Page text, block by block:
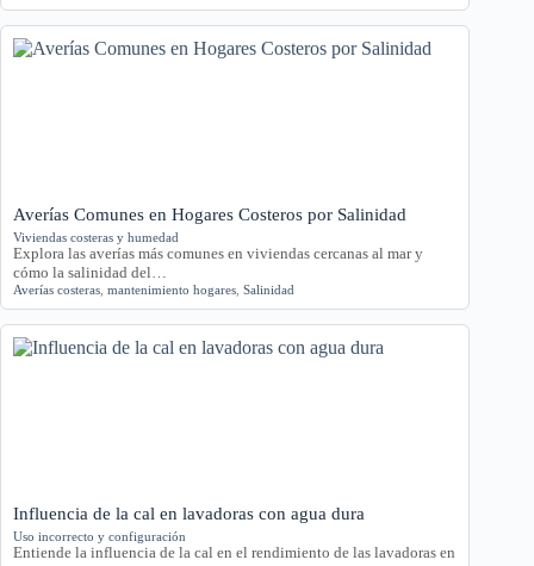
Averías Comunes en Hogares Costeros por Salinidad
Viviendas costeras y humedad
Explora las averías más comunes en viviendas cercanas al mar y
cómo la salinidad del…
Averías costeras mantenimiento hogares Salinidad
Influencia de la cal en lavadoras con agua dura
Uso incorrecto y configuración
Entiende la influencia de la cal en el rendimiento de las lavadoras en